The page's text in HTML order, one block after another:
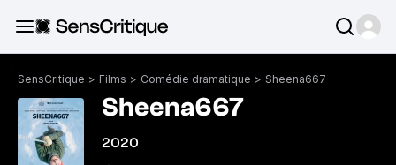
SensCritique > Films > Comédie dramatique > Sheena667
Sheena667
2020